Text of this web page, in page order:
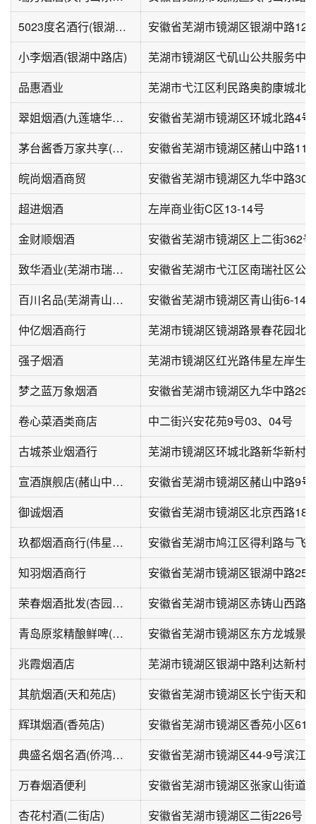
5023度名酒行(银湖中路店)
安徽省芜湖市镜湖区银湖中路12-
小李烟酒(银湖中路店)
芜湖市镜湖区弋矶山公共服务中
品惠酒业
芜湖市弋江区利民路奥韵康城北
翠姐烟酒(九莲塘华联商城店)
安徽省芜湖市镜湖区环城北路4
茅台酱香万家共享(赭麓公馆店)
安徽省芜湖市镜湖区赭山中路11
皖尚烟酒商贸
安徽省芜湖市镜湖区九华中路
超进烟酒
左岸商业街C区13-14号
金财顺烟酒
安徽省芜湖市镜湖区上二街362号
致华酒业(芜湖市瑞丰商博城店)
百川名品(芜湖青山街店)
安徽省芜湖市镜湖区青山街6-14
仲亿烟酒商行
芜湖市镜湖区镜湖路景春花园北
强子烟酒
芜湖市镜湖区红光路伟星左岸生
梦之蓝万象烟酒
安徽省芜湖市镜湖区九华中路
卷心菜酒类商店
中二街兴安花苑9号03、04号
古城茶业烟酒行
芜湖市镜湖区环城北路新华新村
宣酒旗舰店(赭山中路店)
安徽省芜湖市镜湖区赭山中路9号
御诚烟酒
安徽省芜湖市镜湖区北京西路18-
玖都烟酒商行(伟星大家玖都荟店)
知羽烟酒商行
安徽省芜湖市镜湖区银湖中路25-
荣春烟酒批发(杏园小区店)
安徽省芜湖市镜湖区赤铸山西路
青岛原浆精酿鲜啤(东方龙城店)
兆霞烟酒店
芜湖市镜湖区银湖中路利达新村
其航烟酒(天和苑店)
安徽省芜湖市镜湖区长宁街天和
辉琪烟酒(香苑店)
安徽省芜湖市镜湖区香苑小区61
典盛名烟名酒(侨鸿凤凰花园店)
万春烟酒便利
杏花村酒(二街店)
安徽省芜湖市镜湖区二街226号